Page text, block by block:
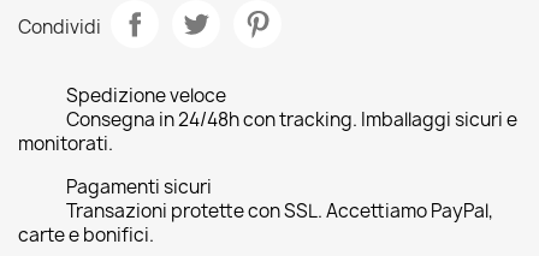
Condividi
Spedizione veloce
Consegna in 24/48h con tracking. Imballaggi sicuri e
monitorati.
Pagamenti sicuri
Transazioni protette con SSL. Accettiamo PayPal,
carte e bonifici.